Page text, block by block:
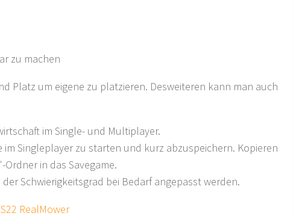
zu machen
Platz um eigene zu platzieren. Desweiteren kann man auch
im Single- und Multiplayer.
Singleplayer zu starten und kurz abzuspeichern. Kopieren
in das Savegame.
Schwierigkeitsgrad bei Bedarf angepasst werden.
RealMower